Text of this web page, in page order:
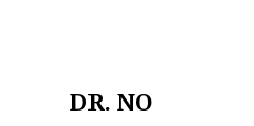
DR. NO